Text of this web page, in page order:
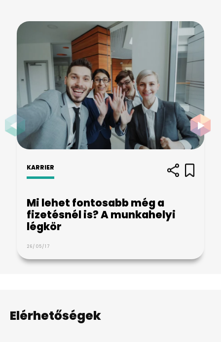
KARRIER
Mi lehet fontosabb még a
fizetésnél is? A munkahelyi
légkör
26/05/17
Elérhetőségek